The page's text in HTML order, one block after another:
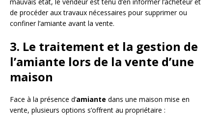
de procéder aux travaux nécessaires pour supprimer ou
confiner l’amiante avant la vente.
3. Le traitement et la gestion de
l’amiante lors de la vente d’une
maison
Face à la présence d’amiante dans une maison mise en
vente, plusieurs options s’offrent au propriétaire :